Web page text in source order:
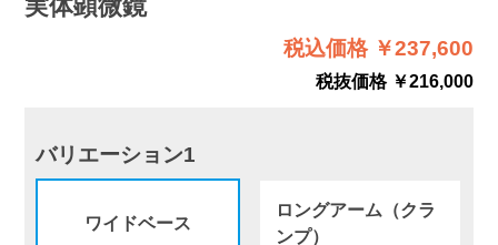
実体顕微鏡
税込価格 ￥237,600
税抜価格 ￥216,000
バリエーション1
ワイドベース
ロングアーム（クラ
ンプ）